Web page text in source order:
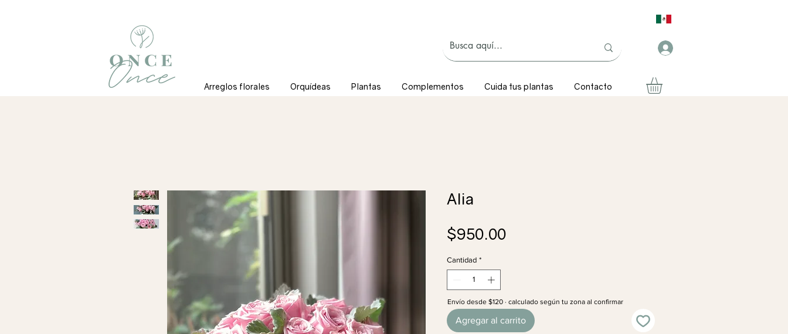
Arreglos florales Orquídeas Plantas Complementos Cuida tus plantas Contacto
Alia
$950.00Precio
Cantidad *
Agregar al carrito
Envío desde $120 · calculado según tu zona al confirmar